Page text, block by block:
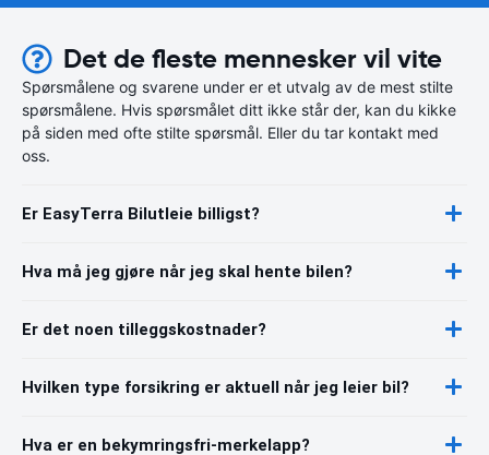
Det de fleste mennesker vil vite
Spørsmålene og svarene under er et utvalg av de mest stilte
spørsmålene. Hvis spørsmålet ditt ikke står der, kan du kikke
på siden med ofte stilte spørsmål. Eller du tar kontakt med
oss.
Er EasyTerra Bilutleie billigst?
Hva må jeg gjøre når jeg skal hente bilen?
Er det noen tilleggskostnader?
Hvilken type forsikring er aktuell når jeg leier bil?
Hva er en bekymringsfri-merkelapp?